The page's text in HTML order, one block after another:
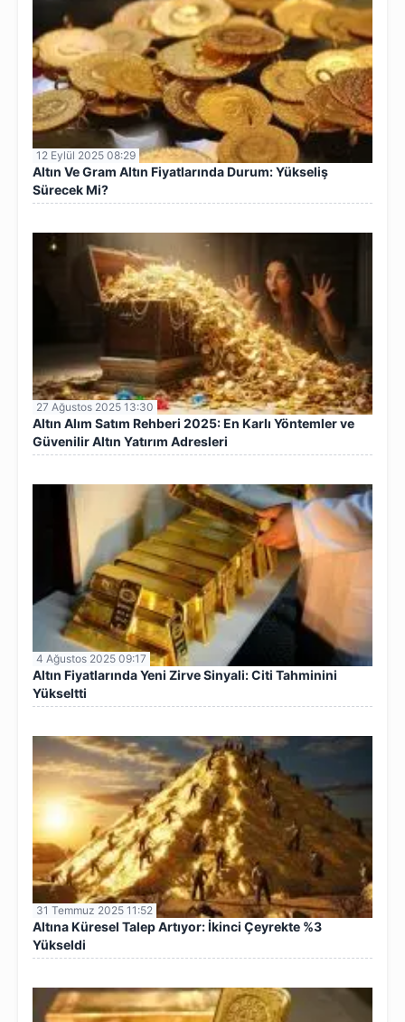
12 Eylül 2025 08:29
Altın Ve Gram Altın Fiyatlarında Durum: Yükseliş
Sürecek Mi?
27 Ağustos 2025 13:30
Altın Alım Satım Rehberi 2025: En Karlı Yöntemler ve
Güvenilir Altın Yatırım Adresleri
4 Ağustos 2025 09:17
Altın Fiyatlarında Yeni Zirve Sinyali: Citi Tahminini
Yükseltti
31 Temmuz 2025 11:52
Altına Küresel Talep Artıyor: İkinci Çeyrekte %3
Yükseldi